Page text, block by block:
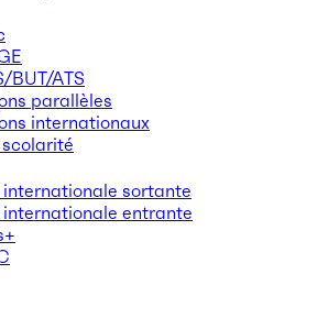
BUT/ATS
parallèles
internationaux
sortante
entrante